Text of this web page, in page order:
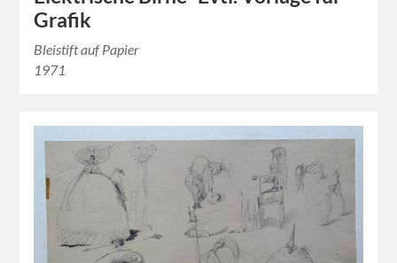
Grafik
Bleistift auf Papier
1971